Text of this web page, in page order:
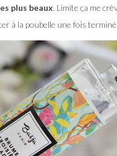
plus beaux. Limite ça me
à la poubelle une fois terminé.